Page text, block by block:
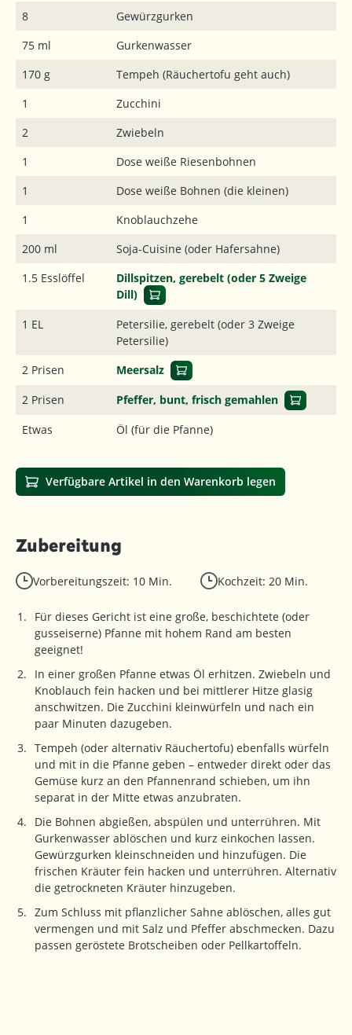
8
Gewürzgurken
75 ml
Gurkenwasser
170 g
Tempeh (Räuchertofu geht auch)
1
Zucchini
2
Zwiebeln
1
Dose weiße Riesenbohnen
1
Dose weiße Bohnen (die kleinen)
1
Knoblauchzehe
200 ml
Soja-Cuisine (oder Hafersahne)
1.5 Esslöffel
Dillspitzen, gerebelt (oder 5 Zweige
Dill)
1 EL
Petersilie, gerebelt (oder 3 Zweige
Petersilie)
2 Prisen
Meersalz
2 Prisen
Pfeffer, bunt, frisch gemahlen
Etwas
Öl (für die Pfanne)
Verfügbare Artikel in den Warenkorb legen
Zubereitung
Vorbereitungszeit: 10 Min. Kochzeit: 20 Min.
Für dieses Gericht ist eine große, beschichtete (oder
gusseiserne) Pfanne mit hohem Rand am besten
geeignet!
In einer großen Pfanne etwas Öl erhitzen. Zwiebeln und
Knoblauch fein hacken und bei mittlerer Hitze glasig
anschwitzen. Die Zucchini kleinwürfeln und nach ein
paar Minuten dazugeben.
Tempeh (oder alternativ Räuchertofu) ebenfalls würfeln
und mit in die Pfanne geben – entweder direkt oder das
Gemüse kurz an den Pfannenrand schieben, um ihn
separat in der Mitte etwas anzubraten.
Die Bohnen abgießen, abspülen und unterrühren. Mit
Gurkenwasser ablöschen und kurz einkochen lassen.
Gewürzgurken kleinschneiden und hinzufügen. Die
frischen Kräuter fein hacken und unterrühren. Alternativ
die getrockneten Kräuter hinzugeben.
Zum Schluss mit pflanzlicher Sahne ablöschen, alles gut
vermengen und mit Salz und Pfeffer abschmecken. Dazu
passen geröstete Brotscheiben oder Pellkartoffeln.